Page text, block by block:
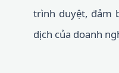
trình duyệt, đảm
dịch của doanh